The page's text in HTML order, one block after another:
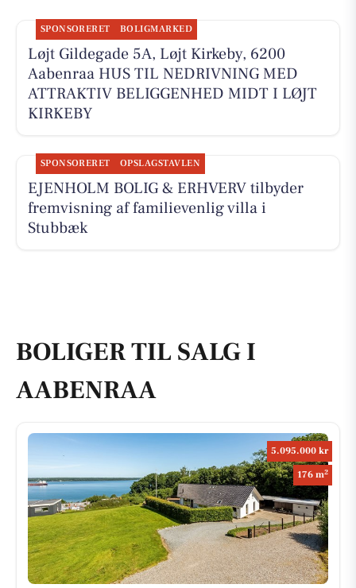
SPONSORERET BOLIGMARKED
Løjt Gildegade 5A, Løjt Kirkeby, 6200
Aabenraa HUS TIL NEDRIVNING MED
ATTRAKTIV BELIGGENHED MIDT I LØJT
KIRKEBY
SPONSORERET OPSLAGSTAVLEN
EJENHOLM BOLIG & ERHVERV tilbyder
fremvisning af familievenlig villa i
Stubbæk
BOLIGER TIL SALG I
AABENRAA
5.095.000 kr
176 m2